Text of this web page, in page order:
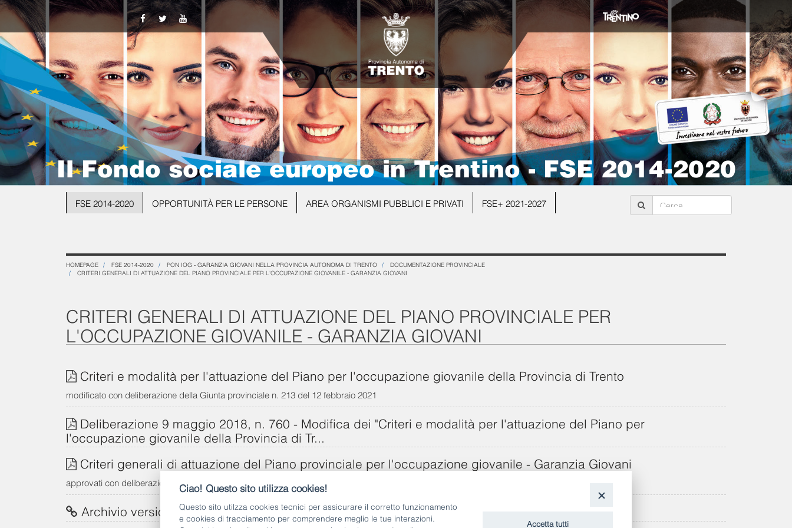
Il Fondo sociale europeo in Trentino - FSE 2014-2020
FSE 2014-2020 OPPORTUNITÀ PER LE PERSONE AREA ORGANISMI PUBBLICI E PRIVATI FSE+ 2021-2027
HOMEPAGE FSE 2014-2020 PON IOG - GARANZIA GIOVANI NELLA PROVINCIA AUTONOMA DI TRENTO DOCUMENTAZIONE PROVINCIALE
CRITERI GENERALI DI ATTUAZIONE DEL PIANO PROVINCIALE PER L'OCCUPAZIONE GIOVANILE - GARANZIA GIOVANI
CRITERI GENERALI DI ATTUAZIONE DEL PIANO PROVINCIALE PER
L'OCCUPAZIONE GIOVANILE - GARANZIA GIOVANI
Criteri e modalità per l'attuazione del Piano per l'occupazione giovanile della Provincia di Trento
modificato con deliberazione della Giunta provinciale n. 213 del 12 febbraio 2021
Deliberazione 9 maggio 2018, n. 760 - Modifica dei "Criteri e modalità per l'attuazione del Piano per
l'occupazione giovanile della Provincia di Tr...
Criteri generali di attuazione del Piano provinciale per l'occupazione giovanile - Garanzia Giovani
approvati con deliberazione della Giunta provinciale 1 settembre 2017, n. 1390
Archivio versioni precedenti dei Criteri Garanzia Giovani
Ciao! Questo sito utilizza cookies!
Questo sito utilzza cookies tecnici per assicurare il corretto funzionamento
e cookies di tracciamento per comprendere meglio le tue interazioni.
Accetta tutti